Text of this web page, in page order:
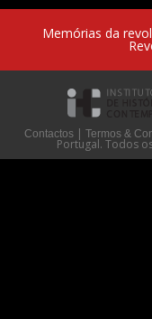
Memórias da
Contactos | Termos &
Portugal. Todos